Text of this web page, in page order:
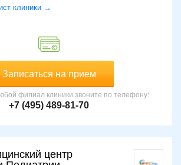
клиники →
Записаться на прием
филиал клиники звоните по телефону:
+7 (495) 489-81-70
центр